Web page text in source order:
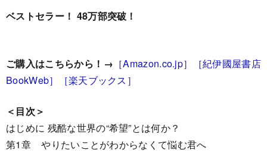
ベストセラー！ 48万部突破！
ご購入はこちらから！→ ［Amazon.co.jp］
［紀伊國屋書店
BookWeb］
［楽天ブックス］
＜目次＞
はじめに 残酷な世界の“希望”とは何か？
第1章 やりたいことがわからなくて悩む君へ